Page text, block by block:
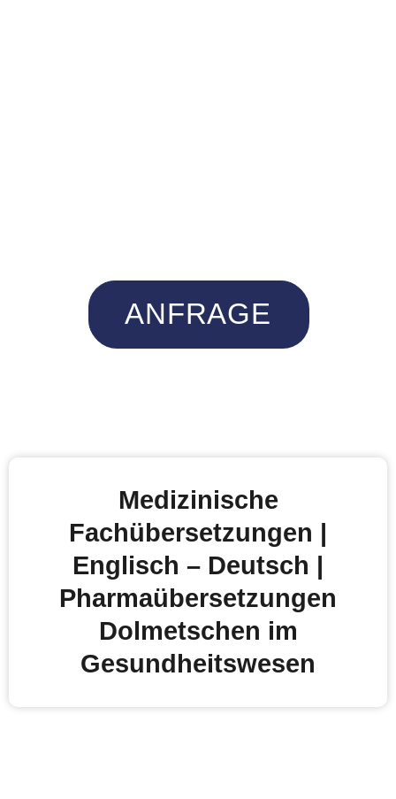
ANFRAGE
Medizinische
Fachübersetzungen |
Englisch – Deutsch |
Pharmaübersetzungen
Dolmetschen im
Gesundheitswesen